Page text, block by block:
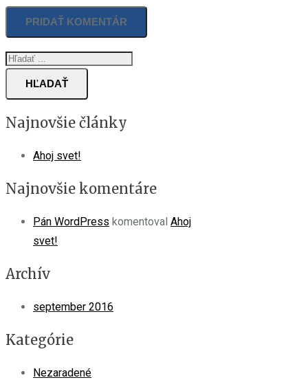
HĽADAŤ
Najnovšie články
Ahoj svet!
Najnovšie komentáre
Pán WordPress komentoval Ahoj
svet!
Archív
september 2016
Kategórie
Nezaradené